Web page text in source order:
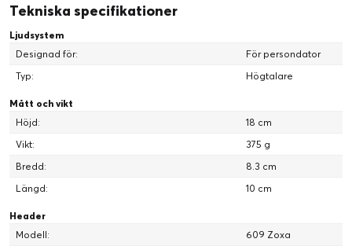
Tekniska specifikationer
Ljudsystem
Designad för:
För persondator
Typ:
Högtalare
Mått och vikt
Höjd:
18 cm
Vikt:
375 g
Bredd:
8.3 cm
Längd:
10 cm
Header
Modell:
609 Zoxa